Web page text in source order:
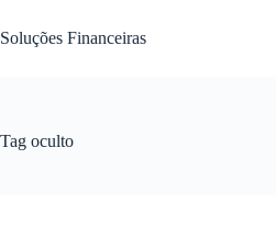
para
o
Soluções Financeiras
Tag oculto